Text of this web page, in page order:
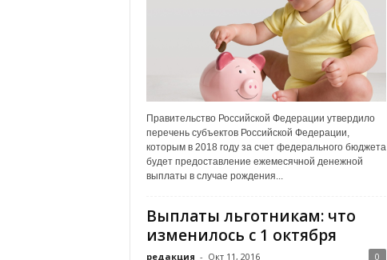
Правительство Российской Федерации утвердило
перечень субъектов Российской Федерации,
которым в 2018 году за счет федерального бюджета
будет предоставление ежемесячной денежной
выплаты в случае рождения...
Выплаты льготникам: что
изменилось с 1 октября
редакция - Окт 11, 2016 0